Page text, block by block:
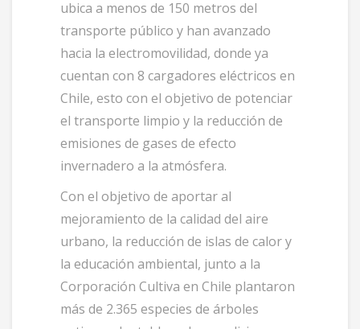
ubica a menos de 150 metros del
transporte público y han avanzado
hacia la electromovilidad, donde ya
cuentan con 8 cargadores eléctricos en
Chile, esto con el objetivo de potenciar
el transporte limpio y la reducción de
emisiones de gases de efecto
invernadero a la atmósfera.
Con el objetivo de aportar al
mejoramiento de la calidad del aire
urbano, la reducción de islas de calor y
la educación ambiental, junto a la
Corporación Cultiva en Chile plantaron
más de 2.365 especies de árboles